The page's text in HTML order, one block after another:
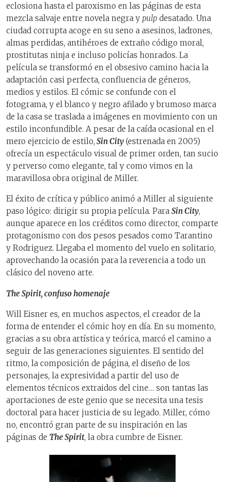
eclosiona hasta el paroxismo en las páginas de esta
mezcla salvaje entre novela negra y pulp desatado. Una
ciudad corrupta acoge en su seno a asesinos, ladrones,
almas perdidas, antihéroes de extraño código moral,
prostitutas ninja e incluso policías honrados. La
película se transformó en el obsesivo camino hacia la
adaptación casi perfecta, confluencia de géneros,
medios y estilos. El cómic se confunde con el
fotograma, y el blanco y negro afilado y brumoso marca
de la casa se traslada a imágenes en movimiento con un
estilo inconfundible. A pesar de la caída ocasional en el
mero ejercicio de estilo, Sin City (estrenada en 2005)
ofrecía un espectáculo visual de primer orden, tan sucio
y perverso como elegante, tal y como vimos en la
maravillosa obra original de Miller.
El éxito de crítica y público animó a Miller al siguiente
paso lógico: dirigir su propia película. Para Sin City,
aunque aparece en los créditos como director, comparte
protagonismo con dos pesos pesados como Tarantino
y Rodriguez. Llegaba el momento del vuelo en solitario,
aprovechando la ocasión para la reverencia a todo un
clásico del noveno arte.
The Spirit, confuso homenaje
Will Eisner es, en muchos aspectos, el creador de la
forma de entender el cómic hoy en día. En su momento,
gracias a su obra artística y teórica, marcó el camino a
seguir de las generaciones siguientes. El sentido del
ritmo, la composición de página, el diseño de los
personajes, la expresividad a partir del uso de
elementos técnicos extraidos del cine… son tantas las
aportaciones de este genio que se necesita una tesis
doctoral para hacer justicia de su legado. Miller, cómo
no, encontró gran parte de su inspiración en las
páginas de The Spirit, la obra cumbre de Eisner.